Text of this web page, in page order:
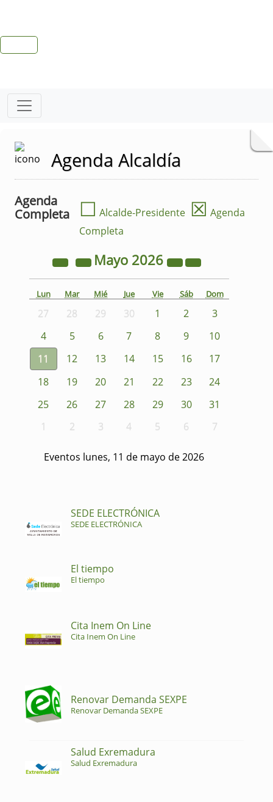
Agenda Alcaldía
Agenda
Completa
☐ Alcalde-Presidente ☒ Agenda
Completa
Mayo 2026
Lun Mar Mié Jue Vie Sáb Dom
27 28 29 30 1 2
3
4
5 6 7 8 9
10
11
12 13 14 15 16
17
18
19 20 21 22 23
24
25
26 27 28 29 30
31
1
2 3 4 5 6 7
Eventos lunes, 11 de mayo de 2026
SEDE ELECTRÓNICA
SEDE ELECTRÓNICA
El tiempo
El tiempo
Cita Inem On Line
Cita Inem On Line
Renovar Demanda SEXPE
Renovar Demanda SEXPE
Salud Exremadura
Salud Exremadura